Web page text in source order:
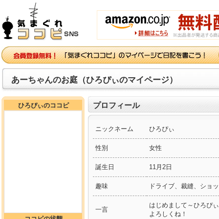
あーちゃんのお庭（ひろぴぃのマイページ）
ひろぴぃのココピ プロフィール
ニックネーム ひろぴぃ
性別 女性
誕生日 11月2日
趣味 ドライブ、裁縫、ショ
一言
はじめまして～ひろぴ
よろしくね！